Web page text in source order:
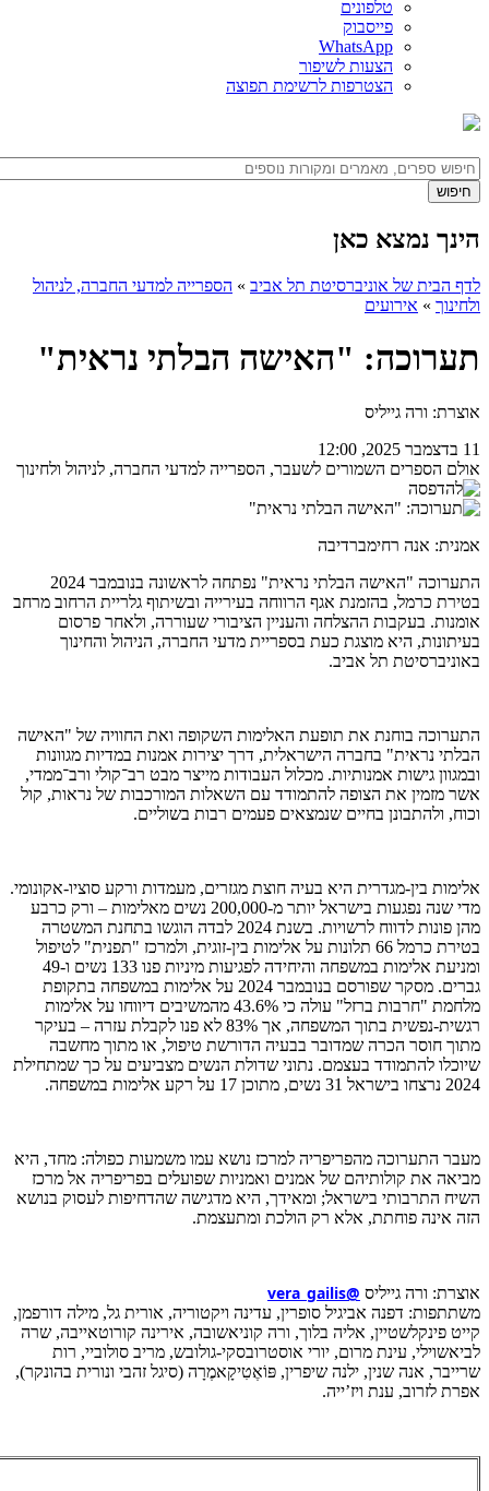
טלפונים
פייסבוק
WhatsApp
הצעות לשיפור
הצטרפות לרשימת תפוצה
הינך נמצא כאן
לדף הבית של אוניברסיטת תל אביב » הספרייה למדעי החברה, לניהול
ולחינוך » אירועים
תערוכה: "האישה הבלתי נראית"
אוצרת: ורה גייליס
11 בדצמבר 2025, 12:00
אולם הספרים השמורים לשעבר, הספרייה למדעי החברה, לניהול ולחינוך
אמנית: אנה רחימברדיבה
התערוכה "האישה הבלתי נראית" נפתחה לראשונה בנובמבר 2024
בטירת כרמל, בהזמנת אגף הרווחה בעירייה ובשיתוף גלריית הרחוב מרחב
אומנות. בעקבות ההצלחה והעניין הציבורי שעוררה, ולאחר פרסום
בעיתונות, היא מוצגת כעת בספריית מדעי החברה, הניהול והחינוך
באוניברסיטת תל אביב.
התערוכה בוחנת את תופעת האלימות השקופה ואת החוויה של "האישה
הבלתי נראית" בחברה הישראלית, דרך יצירות אמנות במדיות מגוונות
ובמגוון גישות אמנותיות. מכלול העבודות מייצר מבט רב־קולי ורב־ממדי,
אשר מזמין את הצופה להתמודד עם השאלות המורכבות של נראות, קול
וכוח, ולהתבונן בחיים שנמצאים פעמים רבות בשוליים.
אלימות בין-מגדרית היא בעיה חוצת מגזרים, מעמדות ורקע סוציו-אקונומי.
מדי שנה נפגעות בישראל יותר מ-200,000 נשים מאלימות – ורק כרבע
מהן פונות לדווח לרשויות. בשנת 2024 לבדה הוגשו בתחנת המשטרה
בטירת כרמל 66 תלונות על אלימות בין-זוגית, ולמרכז "תפנית" לטיפול
ומניעת אלימות במשפחה והיחידה לפגיעות מיניות פנו 133 נשים ו-49
גברים. מסקר שפורסם בנובמבר 2024 על אלימות במשפחה בתקופת
מלחמת "חרבות ברזל" עולה כי 43.6% מהמשיבים דיווחו על אלימות
רגשית-נפשית בתוך המשפחה, אך 83% לא פנו לקבלת עזרה – בעיקר
מתוך חוסר הכרה שמדובר בבעיה הדורשת טיפול, או מתוך מחשבה
שיוכלו להתמודד בעצמם. נתוני שדולת הנשים מצביעים על כך שמתחילת
2024 נרצחו בישראל 31 נשים, מתוכן 17 על רקע אלימות במשפחה.
מעבר התערוכה מהפריפריה למרכז נושא עמו משמעות כפולה: מחד, היא
מביאה את קולותיהם של אמנים ואמניות שפועלים בפריפריה אל מרכז
השיח התרבותי בישראל; ומאידך, היא מדגישה שהדחיפות לעסוק בנושא
הזה אינה פוחתת, אלא רק הולכת ומתעצמת.
אוצרת: ורה גייליס @vera_gailis
משתתפות: דפנה אביגיל סופרין, עדינה ויקטוריה, אורית גל, מילה דורפמן,
קייט פינקלשטיין, אליה בלוך, ורה קוניאשובה, אירינה קורוטאייבה, שרה
לביאשוילי, עינת מרום, יורי אוסטרובסקי-גולובש, מריב סולוביי, רות
שרייבר, אנה שנין, ילנה שיפרין, פּוֹאֶטִיקָאמֶרָה (סיגל זהבי ונורית בהונקר),
אפרת לזרוב, ענת ויז’ייה.